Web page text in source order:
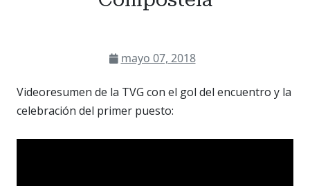
mayo 07, 2018
Videoresumen de la TVG con el gol del encuentro y la
celebración del primer puesto: